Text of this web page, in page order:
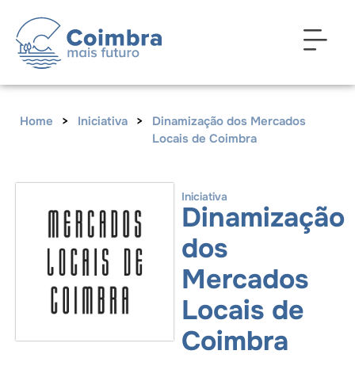
Home > Iniciativa >
Dinamização dos Mercados
Locais de Coimbra
Iniciativa
Dinamização
dos
Mercados
Locais de
Coimbra